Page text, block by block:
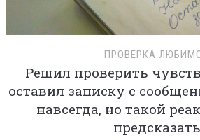
ПРОВЕРКА
Решил проверить
оставил записку с
навсегда, но такой
предсказать